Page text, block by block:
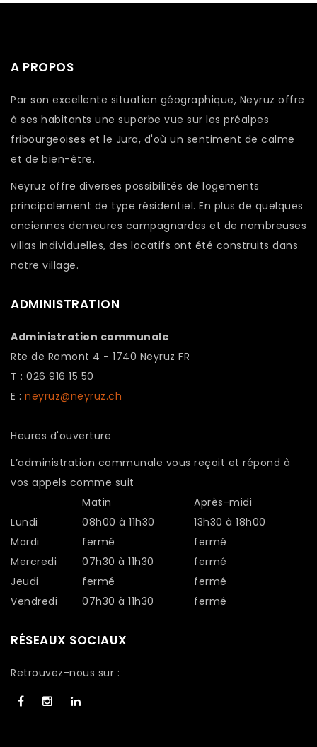
A PROPOS
Par son excellente situation géographique, Neyruz offre
à ses habitants une superbe vue sur les préalpes
fribourgeoises et le Jura, d'où un sentiment de calme
et de bien-être.
Neyruz offre diverses possibilités de logements
principalement de type résidentiel. En plus de quelques
anciennes demeures campagnardes et de nombreuses
villas individuelles, des locatifs ont été construits dans
notre village.
ADMINISTRATION
Administration communale
Rte de Romont 4 - 1740 Neyruz FR
T : 026 916 15 50
E : neyruz@neyruz.ch
Heures d'ouverture
L’administration communale vous reçoit et répond à
vos appels comme suit
Matin
Après-midi
Lundi
08h00 à 11h30
13h30 à 18h00
Mardi
fermé
fermé
Mercredi
07h30 à 11h30
fermé
Jeudi
fermé
fermé
Vendredi
07h30 à 11h30 fermé
RÉSEAUX SOCIAUX
Retrouvez-nous sur :